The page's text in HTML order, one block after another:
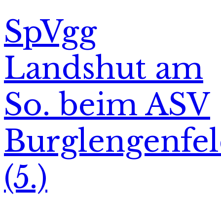
SpVgg
Landshut am
So. beim ASV
(5.)